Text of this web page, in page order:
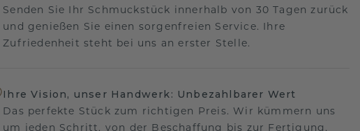
Senden Sie Ihr Schmuckstück innerhalb von 30 Tagen zurück
und genießen Sie einen sorgenfreien Service. Ihre
Zufriedenheit steht bei uns an erster Stelle.
Ihre Vision, unser Handwerk: Unbezahlbarer Wert
Das perfekte Stück zum richtigen Preis. Wir kümmern uns
um jeden Schritt, von der Beschaffung bis zur Fertigung,